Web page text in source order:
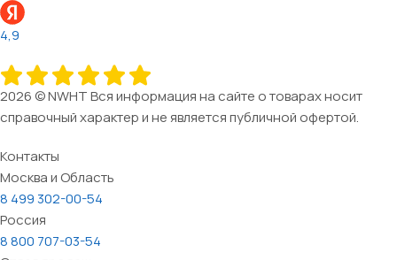
4,9
2026 © NWHT Вся информация на сайте о товарах носит
справочный характер и не является публичной офертой.
Контакты
Москва и Область
8 499 302-00-54
Россия
8 800 707-03-54